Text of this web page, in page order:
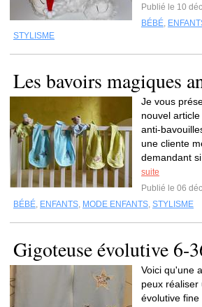
Publié le 10
BÉBÉ,
STYLISME
Les bavoirs magiques
Je vous
nouvel
anti-
une cliente
demandant
suite
Publié le 06
BÉBÉ, ENFANTS, MODE ENFANTS, STYLISME
Gigoteuse évolutive 6-
Voici qu'une
peux réaliser
évolutive